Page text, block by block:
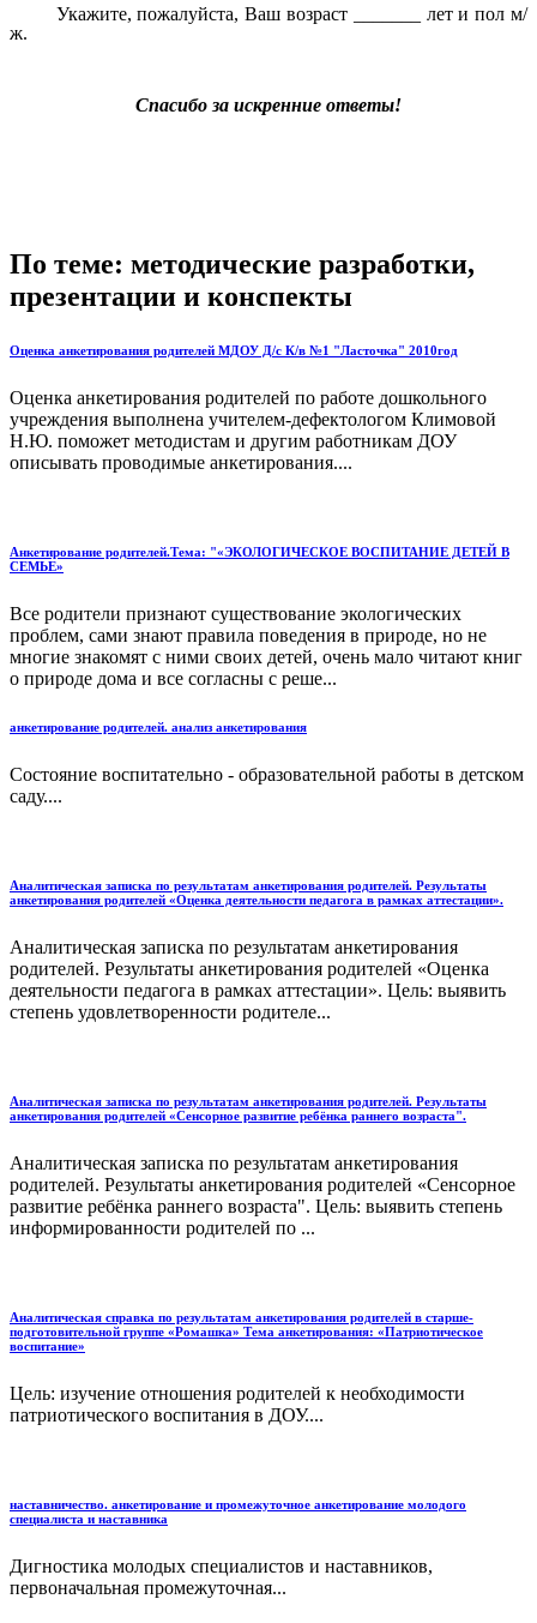
Укажите, пожалуйста, Ваш возраст _______ лет и пол м/
ж.
Спасибо за искренние ответы!
По теме: методические разработки,
презентации и конспекты
Оценка анкетирования родителей МДОУ Д/с К/в №1 "Ласточка" 2010год
Оценка анкетирования родителей по работе дошкольного
учреждения выполнена учителем-дефектологом Климовой
Н.Ю. поможет методистам и другим работникам ДОУ
описывать проводимые анкетирования....
Анкетирование родителей.Тема: "«ЭКОЛОГИЧЕСКОЕ ВОСПИТАНИЕ ДЕТЕЙ В
СЕМЬЕ»
Все родители признают существование экологических
проблем, сами знают правила поведения в природе, но не
многие знакомят с ними своих детей, очень мало читают книг
о природе дома и все согласны с реше...
анкетирование родителей. анализ анкетирования
Состояние воспитательно - образовательной работы в детском
саду....
Аналитическая записка по результатам анкетирования родителей. Результаты
анкетирования родителей «Оценка деятельности педагога в рамках аттестации».
Аналитическая записка по результатам анкетирования
родителей. Результаты анкетирования родителей «Оценка
деятельности педагога в рамках аттестации». Цель: выявить
степень удовлетворенности родителе...
Аналитическая записка по результатам анкетирования родителей. Результаты
анкетирования родителей «Сенсорное развитие ребёнка раннего возраста".
Аналитическая записка по результатам анкетирования
родителей. Результаты анкетирования родителей «Сенсорное
развитие ребёнка раннего возраста". Цель: выявить степень
информированности родителей по ...
Аналитическая справка по результатам анкетирования родителей в старше-
подготовительной группе «Ромашка» Тема анкетирования: «Патриотическое
воспитание»
Цель: изучение отношения родителей к необходимости
патриотического воспитания в ДОУ....
наставничество. анкетирование и промежуточное анкетирование молодого
специалиста и наставника
Дигностика молодых специалистов и наставников,
первоначальная промежуточная...